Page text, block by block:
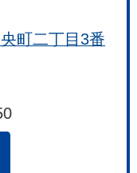
町二丁目3番